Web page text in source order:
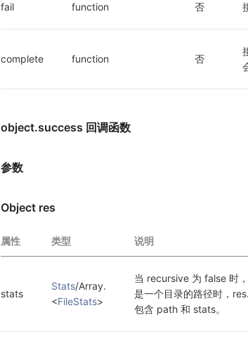
fail function 否
complete function 否
object.success 回调函数
参数
Object res
属性 类型 说明
stats
Stats/Array.
<FileStats>
当 recursive 为 false 时
是一个目录的路径时，
包含 path 和 stats。